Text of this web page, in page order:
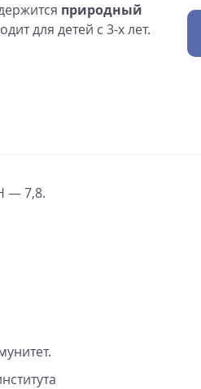
природный
для детей с 3-хлет.
— 7,8.